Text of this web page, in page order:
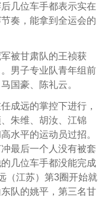
几位车手都表示实在
奏，能拿到全运会的
被甘肃队的王祯获
男子专业队青年组前
国豪、陈礼云。
成远的掌控下进行，
朱维、胡汝、江锦
水平的运动员过招。
最后一个人没有被套
几位车手都没能完成
（江苏）第3圈开始就
队的姚平，第三名甘